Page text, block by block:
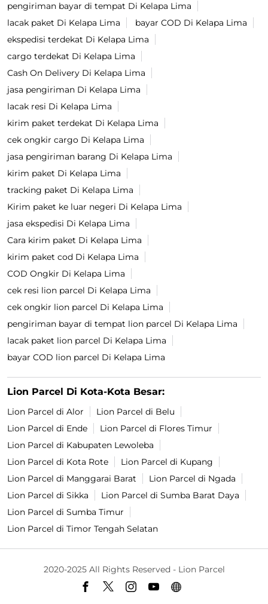
pengiriman bayar di tempat Di Kelapa Lima
lacak paket Di Kelapa Lima
bayar COD Di Kelapa Lima
ekspedisi terdekat Di Kelapa Lima
cargo terdekat Di Kelapa Lima
Cash On Delivery Di Kelapa Lima
jasa pengiriman Di Kelapa Lima
lacak resi Di Kelapa Lima
kirim paket terdekat Di Kelapa Lima
cek ongkir cargo Di Kelapa Lima
jasa pengiriman barang Di Kelapa Lima
kirim paket Di Kelapa Lima
tracking paket Di Kelapa Lima
Kirim paket ke luar negeri Di Kelapa Lima
jasa ekspedisi Di Kelapa Lima
Cara kirim paket Di Kelapa Lima
kirim paket cod Di Kelapa Lima
COD Ongkir Di Kelapa Lima
cek resi lion parcel Di Kelapa Lima
cek ongkir lion parcel Di Kelapa Lima
pengiriman bayar di tempat lion parcel Di Kelapa Lima
lacak paket lion parcel Di Kelapa Lima
bayar COD lion parcel Di Kelapa Lima
Lion Parcel Di Kota-Kota Besar:
Lion Parcel di Alor
Lion Parcel di Belu
Lion Parcel di Ende
Lion Parcel di Flores Timur
Lion Parcel di Kabupaten Lewoleba
Lion Parcel di Kota Rote
Lion Parcel di Kupang
Lion Parcel di Manggarai Barat
Lion Parcel di Ngada
Lion Parcel di Sikka
Lion Parcel di Sumba Barat Daya
Lion Parcel di Sumba Timur
Lion Parcel di Timor Tengah Selatan
2020-2025 All Rights Reserved - Lion Parcel